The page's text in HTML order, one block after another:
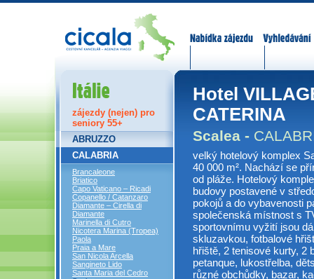
Hotel
CATERINA
Scalea -
velký hotelový komplex
40 000 m². Nachází se
od pláže. Hotelový
budovy postavené v
pokojů a do vybavenosti
společenská místnost s
sportovnímu vyžití jsou
skluzavkou, fotbalové
hřiště, 2 tenisové kurty, 2
petanque, lukostřelba,
různé obchůdky, bazar,
Itálie
zájezdy (nejen) pro
seniory 55+
ABRUZZO
CALABRIA
Brancaleone
Briatico
Capo Vaticano – Ricadi
Copanello / Catanzaro
Diamante – Cirella di
Diamante
Marinella di Cutro
Nicotera Marina (Tropea)
Paola
Praia a Mare
San Nicola Arcella
Sangineto Lido
Santa Maria del Cedro